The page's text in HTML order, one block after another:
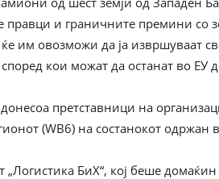
правци и граничните премини со
им овозможи да ја извршуваат
кои можат да останат во ЕУ
претставници на
(WB6) на состанокот одржан
БиХ“, кој беше домаќин